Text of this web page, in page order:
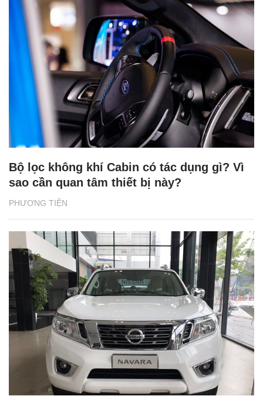
PHƯƠNG TIỆN
Bộ lọc không khí Cabin có tác dụng gì? Vì
sao cần quan tâm thiết bị này?